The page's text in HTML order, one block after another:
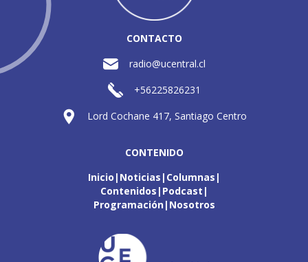
CONTACTO
radio@ucentral.cl
+56225826231
Lord Cochane 417, Santiago Centro
CONTENIDO
Inicio Noticias Columnas
Contenidos Podcast
Programación Nosotros